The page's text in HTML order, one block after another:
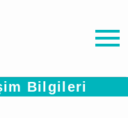
Bilgileri